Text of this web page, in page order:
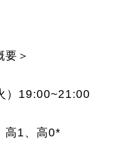
要＞
）19:00~21:00
高1、高0*